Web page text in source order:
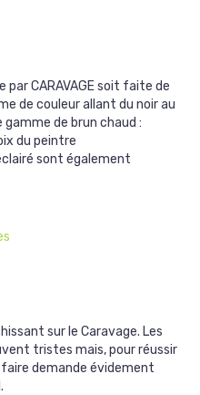
par CARAVAGE soit faite de
de couleur allant du noir au
de brun chaud :
du peintre
sont également
sur le Caravage. Les
tristes mais, pour réussir
demande évidement